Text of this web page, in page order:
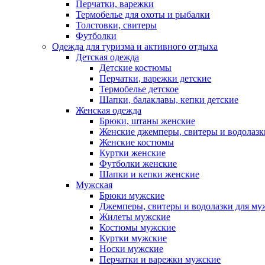
Перчатки, варежки
Термобелье для охоты и рыбалки
Толстовки, свитеры
Футболки
Одежда для туризма и активного отдыха
Детская одежда
Детские костюмы
Перчатки, варежки детские
Термобелье детское
Шапки, балаклавы, кепки детские
Женская одежда
Брюки, штаны женские
Женские джемперы, свитеры и
Женские костюмы
Куртки женские
Футболки женские
Шапки и кепки женские
Мужская
Брюки мужские
Джемперы, свитеры и водолазки для
Жилеты мужские
Костюмы мужские
Куртки мужские
Носки мужские
Перчатки и варежки мужские